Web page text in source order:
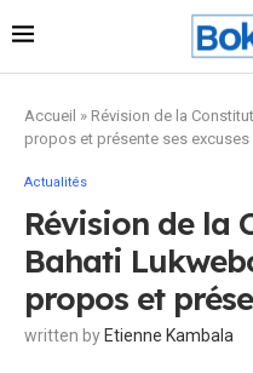
Accueil » Révision de la
propos et présente ses excuses
Actualités
Révision de la
Bahati
propos et
written by Etienne Kambala